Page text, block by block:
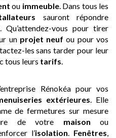
ou immeuble. Dans tous les
sauront répondre
vous pour tirer
un projet neuf ou pour vos
les sans tarder pour leur
tous leurs tarifs
Rénokéa pour vos
extérieures . Elle
de fermetures sur mesure
de votre maison ou
l’isolation Fenêtres